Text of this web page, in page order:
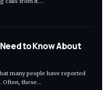
to Know About
many people have reported
Often, these…